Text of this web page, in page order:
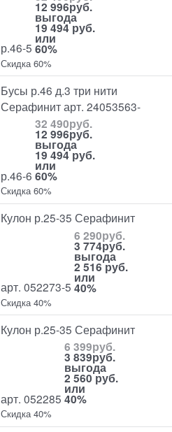
р.46-5
12 996руб.
выгода
19 494 руб.
или
60%
Скидка 60%
Бусы р.46 д.3 три нити
Серафинит арт. 24053563-
р.46-6
32 490руб.
12 996руб.
выгода
19 494 руб.
или
60%
Скидка 60%
Кулон р.25-35 Серафинит
арт. 052273-5
6 290руб.
3 774руб.
выгода
2 516 руб.
или
40%
Скидка 40%
Кулон р.25-35 Серафинит
арт. 052285
6 399руб.
3 839руб.
выгода
2 560 руб.
или
40%
Скидка 40%